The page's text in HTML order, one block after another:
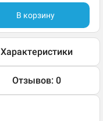
В корзину
Характеристики
Отзывов: 0